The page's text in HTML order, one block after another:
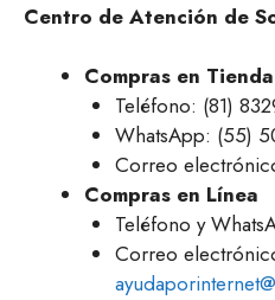
Centro de Atención de
Compras en Tienda
Teléfono: (81)
WhatsApp: (55)
Correo
Compras en Línea
Teléfono y
Correo